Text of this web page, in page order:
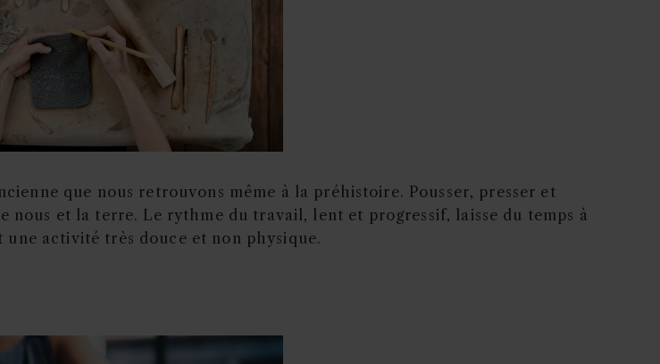
que nous retrouvons même à la préhistoire. Pousser, presser et
et la terre. Le rythme du travail, lent et progressif, laisse du temps à
activité très douce et non physique.